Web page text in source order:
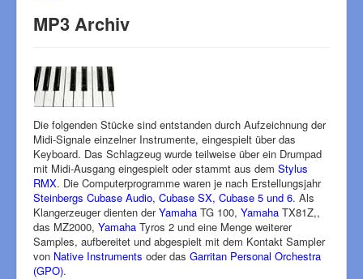
MP3 Archiv
Die folgenden Stücke sind entstanden durch Aufzeichnung der
Midi-Signale einzelner Instrumente, eingespielt über das
Keyboard. Das Schlagzeug wurde teilweise über ein Drumpad
mit Midi-Ausgang eingespielt oder stammt aus dem Stylus
RMX. Die Computerprogramme waren je nach Erstellungsjahr
Steinbergs Cubase Audio, Cubase SX, Cubase 5 und 6. Als
Klangerzeuger dienten derYamaha TG 100, Yamaha TX81Z,,
das MZ2000, Yamaha Tyros 2 und eine Menge weiterer
Samples, aufbereitet und abgespielt mit dem Kontakt Sampler
von Native Instruments oder das Garritan Personal Orchestra
(GPO).